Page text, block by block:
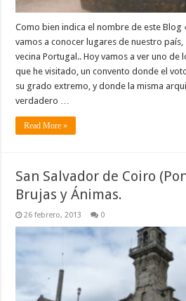
Como bien indica el nombre de este Blog
vamos a conocer lugares de nuestro
vecina Portugal.. Hoy vamos a ver uno de
que he visitado, un convento donde el
su grado extremo, y donde la misma
verdadero …
Read More »
San Salvador de Coiro
Brujas y Ánimas.
26 febrero, 2013 0